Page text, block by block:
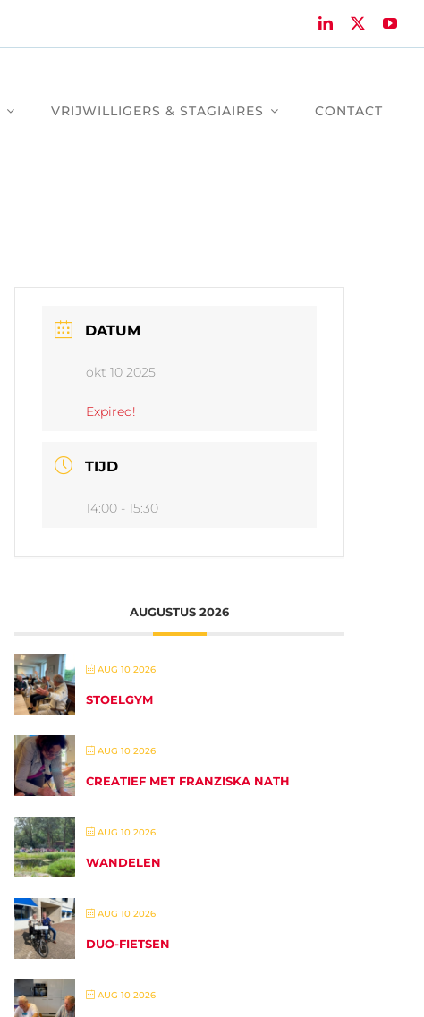
VRIJWILLIGERS & STAGIAIRES CONTACT
DATUM
okt 10 2025
Expired!
TIJD
14:00 - 15:30
AUGUSTUS 2026
AUG 10 2026
STOELGYM
AUG 10 2026
CREATIEF MET FRANZISKA NATH
AUG 10 2026
WANDELEN
AUG 10 2026
DUO-FIETSEN
AUG 10 2026